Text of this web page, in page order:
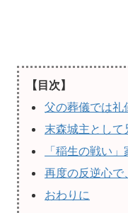
【目次】
父の葬儀では礼
末森城主とし
「稲生の戦い
再度の反逆心で
おわりに